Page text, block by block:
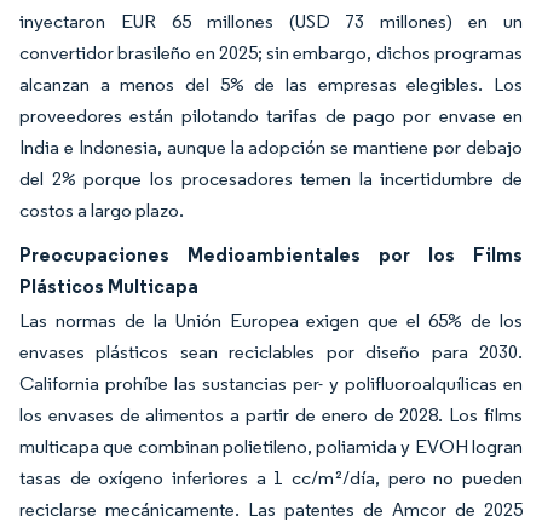
inyectaron EUR 65 millones (USD 73 millones) en un
convertidor brasileño en 2025; sin embargo, dichos programas
alcanzan a menos del 5% de las empresas elegibles. Los
proveedores están pilotando tarifas de pago por envase en
India e Indonesia, aunque la adopción se mantiene por debajo
del 2% porque los procesadores temen la incertidumbre de
costos a largo plazo.
Preocupaciones Medioambientales por los Films
Plásticos Multicapa
Las normas de la Unión Europea exigen que el 65% de los
envases plásticos sean reciclables por diseño para 2030.
California prohíbe las sustancias per- y polifluoroalquílicas en
los envases de alimentos a partir de enero de 2028. Los films
multicapa que combinan polietileno, poliamida y EVOH logran
tasas de oxígeno inferiores a 1 cc/m²/día, pero no pueden
reciclarse mecánicamente. Las patentes de Amcor de 2025